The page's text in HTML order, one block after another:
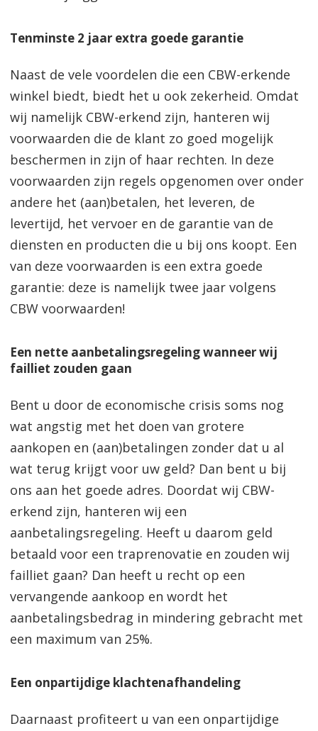
Tenminste 2 jaar extra goede garantie
Naast de vele voordelen die een CBW-erkende
winkel biedt, biedt het u ook zekerheid. Omdat
wij namelijk CBW-erkend zijn, hanteren wij
voorwaarden die de klant zo goed mogelijk
beschermen in zijn of haar rechten. In deze
voorwaarden zijn regels opgenomen over onder
andere het (aan)betalen, het leveren, de
levertijd, het vervoer en de garantie van de
diensten en producten die u bij ons koopt. Een
van deze voorwaarden is een extra goede
garantie: deze is namelijk twee jaar volgens
CBW voorwaarden!
Een nette aanbetalingsregeling wanneer wij
failliet zouden gaan
Bent u door de economische crisis soms nog
wat angstig met het doen van grotere
aankopen en (aan)betalingen zonder dat u al
wat terug krijgt voor uw geld? Dan bent u bij
ons aan het goede adres. Doordat wij CBW-
erkend zijn, hanteren wij een
aanbetalingsregeling. Heeft u daarom geld
betaald voor een traprenovatie en zouden wij
failliet gaan? Dan heeft u recht op een
vervangende aankoop en wordt het
aanbetalingsbedrag in mindering gebracht met
een maximum van 25%.
Een onpartijdige klachtenafhandeling
Daarnaast profiteert u van een onpartijdige